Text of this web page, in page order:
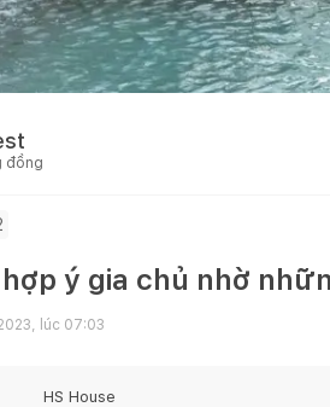
đồng
ý gia chủ nhờ
lúc 07:03
HS House